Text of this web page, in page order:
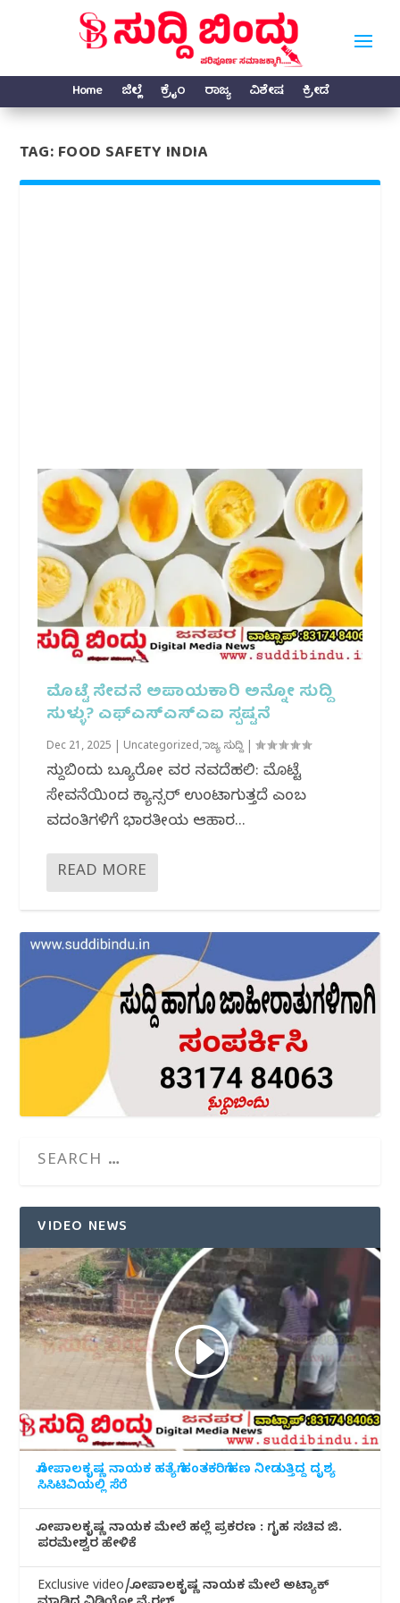
Home ಜಿಲ್ಲೆ ಕ್ರೈಂ ರಾಜ್ಯ ವಿಶೇಷ ಕ್ರೀಡೆ
TAG:FOOD SAFETY INDIA
ಮೊಟ್ಟೆ ಸೇವನೆ ಅಪಾಯಕಾರಿ ಅನ್ನೋ ಸುದ್ದಿ
ಸುಳ್ಳು? ಎಫ್‌ಎಸ್‌ಎಸ್‌ಎಐ ಸ್ಪಷ್ಟನೆ
Dec 21, 2025 Uncategorized,ರಾಜ್ಯ ಸುದ್ದಿ |
ಸುದ್ದಿಬಿಂದು ಬ್ಯೂರೋ ವರದಿ ನವದೆಹಲಿ: ಮೊಟ್ಟೆ
ಸೇವನೆಯಿಂದ ಕ್ಯಾನ್ಸರ್ ಉಂಟಾಗುತ್ತದೆ ಎಂಬ
ವದಂತಿಗಳಿಗೆ ಭಾರತೀಯ ಆಹಾರ...
READ MORE
VIDEO NEWS
ಗೋಪಾಲಕೃಷ್ಣ ನಾಯಕ ಹತ್ಯೆಗೆ ಹಂತಕರಿಗೆ ಹಣ ನೀಡುತ್ತಿದ್ದ ದೃಶ್ಯ
ಸಿಸಿಟಿವಿಯಲ್ಲಿ ಸೆರೆ
ಗೋಪಾಲಕೃಷ್ಣ ನಾಯಕ ಮೇಲೆ ಹಲ್ಲೆ ಪ್ರಕರಣ : ಗೃಹ ಸಚಿವ ಜಿ.
ಪರಮೇಶ್ವರ ಹೇಳಿಕೆ
Exclusive video/ಗೋಪಾಲಕೃಷ್ಣ ನಾಯಕ ಮೇಲೆ ಅಟ್ಯಾಕ್